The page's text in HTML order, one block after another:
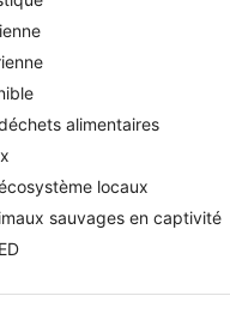
alimentaires
locaux
sauvages en captivité